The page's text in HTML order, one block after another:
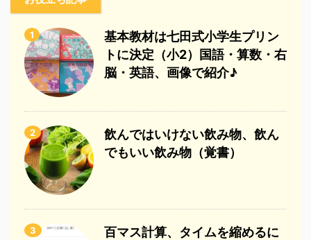
1
基本教材は七田式小学生プリン
トに決定（小2）国語・算数・右
脳・英語、画像で紹介♪
2
飲んではいけない飲み物、飲ん
でもいい飲み物（覚書）
3
百マス計算、タイムを縮めるに